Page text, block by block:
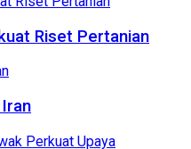
Riset Pertanian